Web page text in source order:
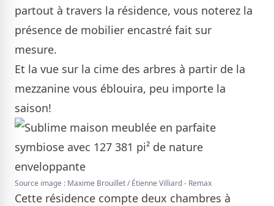
partout à travers la résidence, vous noterez la
présence de mobilier encastré fait sur
mesure.
Et la vue sur la cime des arbres à partir de la
mezzanine vous éblouira, peu importe la
saison!
Source image : Maxime Brouillet / Étienne Villiard - Remax
Cette résidence compte deux chambres à